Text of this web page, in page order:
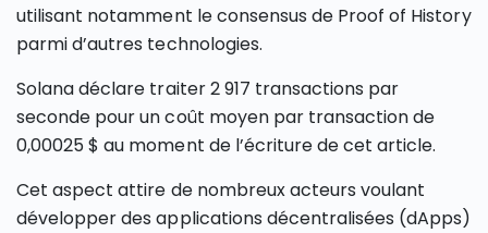
utilisant notamment le consensus de Proof of History
parmi d’autres technologies.
Solana déclare traiter 2 917 transactions par
seconde pour un coût moyen par transaction de
0,00025 $ au moment de l’écriture de cet article.
Cet aspect attire de nombreux acteurs voulant
développer des applications décentralisées (dApps)